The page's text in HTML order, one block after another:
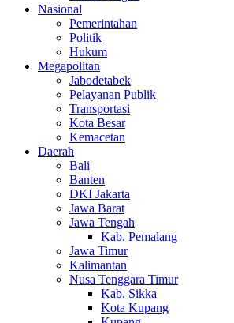
Nasional
Pemerintahan
Politik
Hukum
Megapolitan
Jabodetabek
Pelayanan Publik
Transportasi
Kota Besar
Kemacetan
Daerah
Bali
Banten
DKI Jakarta
Jawa Barat
Jawa Tengah
Kab. Pemalang
Jawa Timur
Kalimantan
Nusa Tenggara Timur
Kab. Sikka
Kota Kupang